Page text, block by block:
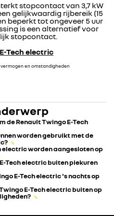
stopcontact van 3,7 kW
gelijkwaardig rijbereik (15
beperkt tot ongeveer 5 uur
is een alternatief voor
stopcontact.
Tech electric
en omstandigheden
de Renault Twingo E-Tech
worden gebruikt met de
electric worden aangesloten op
Tech electric buiten piekuren
E-Tech electric 's nachts op
E-Tech electric buiten op